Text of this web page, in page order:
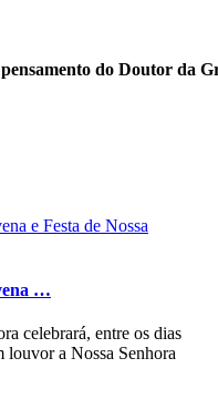
do Doutor da
…
celebrará, entre os dias
louvor a Nossa Senhora